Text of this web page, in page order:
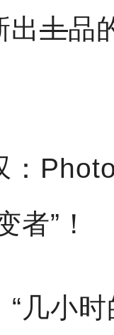
出土品
：
者”！
几小